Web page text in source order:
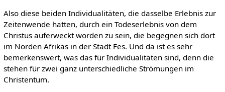
Also diese beiden Individualitäten, die dasselbe Erlebnis zur
Zeitenwende hatten, durch ein Todeserlebnis von dem
Christus auferweckt worden zu sein, die begegnen sich dort
im Norden Afrikas in der Stadt Fes. Und da ist es sehr
bemerkenswert, was das für Individualitäten sind, denn die
stehen für zwei ganz unterschiedliche Strömungen im
Christentum.